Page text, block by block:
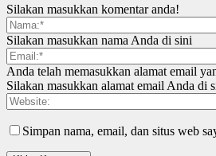
Silakan masukkan komentar anda!
Silakan masukkan nama Anda di sini
Anda telah memasukkan alamat email
Silakan masukkan alamat email Anda di
Simpan nama, email, dan situs web